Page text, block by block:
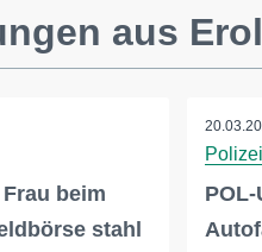
aus
beim
stahl